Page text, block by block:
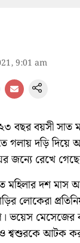
9:01 am
বছর বয়সী সাত
গলায় দড়ি দিয়ে
জন্যে রেখে
মহিলার দশ মাস
লোকেরা
ভয়েস মেসেজের
ও শ্বশুরকে আটক